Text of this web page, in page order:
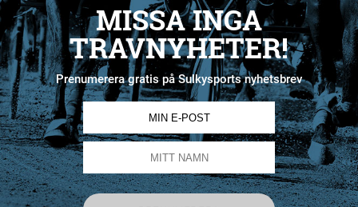
MISSA INGA
TRAVNYHETER!
Prenumerera gratis på Sulkysports nyhetsbrev